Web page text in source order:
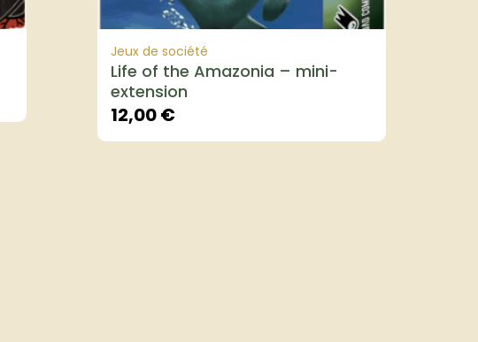
Jeux de société
Life of the Amazonia – mini-
extension
12,00€